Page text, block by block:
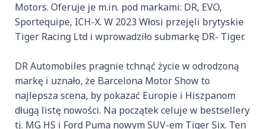
Motors. Oferuje je m.in. pod markami: DR, EVO,
Sportequipe, ICH-X. W 2023 Włosi przejęli brytyskie
Tiger Racing Ltd i wprowadziło submarkę DR- Tiger.
DR Automobiles pragnie tchnąć życie w odrodzoną
markę i uznało, że Barcelona Motor Show to
najlepsza scena, by pokazać Europie i Hiszpanom
długą listę nowości. Na początek celuje w bestsellery
tj. MG HS i Ford Puma nowym SUV-em Tiger Six. Ten